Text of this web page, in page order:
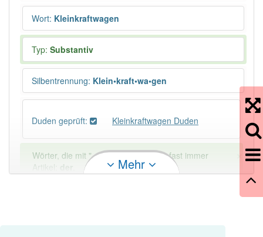
Wort: Kleinkraftwagen
Typ: Substantiv
Silbentrennung: Klein•kraft•wa•gen
Duden geprüft: Kleinkraftwagen Duden
Wörter, die mit "-gen" enden, haben fast immer
Artikel:
der Mehr